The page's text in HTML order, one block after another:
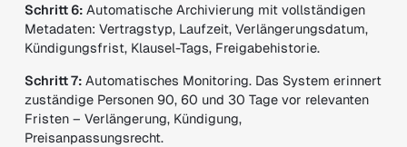
Schritt 6:Automatische Archivierung mit vollständigen
Metadaten: Vertragstyp, Laufzeit, Verlängerungsdatum,
Kündigungsfrist, Klausel-Tags, Freigabehistorie.
Schritt 7:Automatisches Monitoring. Das System erinnert
zuständige Personen 90, 60 und 30 Tage vor relevanten
Fristen – Verlängerung, Kündigung,
Preisanpassungsrecht.